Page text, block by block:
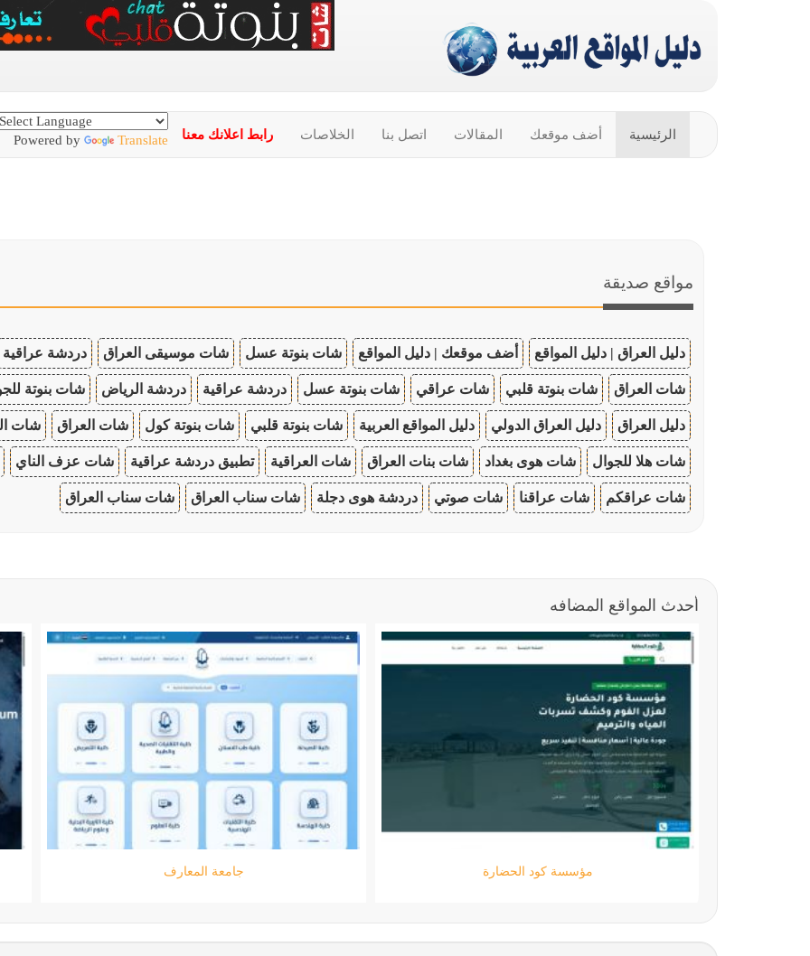
الرئيسية أضف موقعك المقالات اتصل بنا الخلاصات رابط اعلانك معنا Powered by Translate
مواقع صديقة
دليل العراق | دليل المواقع أضف موقعك | دليل المواقع شات بنوتة عسل شات موسيقى العراق دردشة عراقية
شات العراق شات بنوتة قلبي شات عراقي شات بنوتة عسل دردشة عراقية دردشة الرياض شات بنوتة
دليل العراق دليل العراق الدولي دليل المواقع العربية شات بنوتة قلبي شات بنوتة كول شات العراق شات
شات هلا للجوال شات هوى بغداد شات بنات العراق شات العراقية تطبيق دردشة عراقية شات عزف الناي
شات عراقكم شات عراقنا شات صوتي دردشة هوى دجلة شات سناب العراق شات سناب العراق
أحدث المواقع المضافه
جامعة المعارف مؤسسة كود الحضارة